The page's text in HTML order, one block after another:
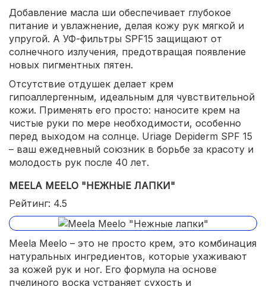
Добавление масла ши обеспечивает глубокое
питание и увлажнение, делая кожу рук мягкой и
упругой. А УФ-фильтры SPF15 защищают от
солнечного излучения, предотвращая появление
новых пигментных пятен.
Отсутствие отдушек делает крем
гипоаллергенным, идеальным для чувствительной
кожи. Применять его просто: наносите крем на
чистые руки по мере необходимости, особенно
перед выходом на солнце. Uriage Depiderm SPF 15
– ваш ежедневный союзник в борьбе за красоту и
молодость рук после 40 лет.
MEELA MEELO "НЕЖНЫЕ ЛАПКИ"
Рейтинг: 4.5
Meela Meelo – это не просто крем, это комбинация
натуральных ингредиентов, которые ухаживают
за кожей рук и ног. Его формула на основе
пчелиного воска устраняет сухость и